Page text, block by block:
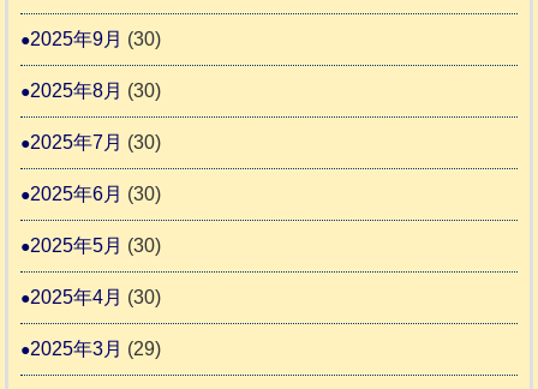
2025年9月 (30)
2025年8月 (30)
2025年7月 (30)
2025年6月 (30)
2025年5月 (30)
2025年4月 (30)
2025年3月 (29)